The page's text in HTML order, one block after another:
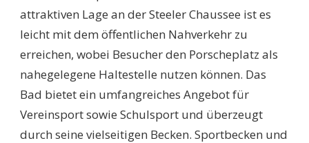
attraktiven Lage an der Steeler Chaussee ist es
leicht mit dem öffentlichen Nahverkehr zu
erreichen, wobei Besucher den Porscheplatz als
nahegelegene Haltestelle nutzen können. Das
Bad bietet ein umfangreiches Angebot für
Vereinsport sowie Schulsport und überzeugt
durch seine vielseitigen Becken. Sportbecken und